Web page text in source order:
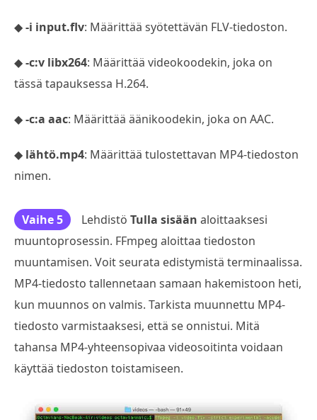
◆-i input.flv: Määrittää syötettävän FLV-tiedoston.
◆-c:v libx264: Määrittää videokoodekin, joka on
tässä tapauksessa H.264.
◆-c:a aac: Määrittää äänikoodekin, joka on AAC.
◆ lähtö.mp4: Määrittää tulostettavan MP4-tiedoston
nimen.
Vaihe 5 Lehdistö Tulla sisään aloittaaksesi
muuntoprosessin. FFmpeg aloittaa tiedoston
muuntamisen. Voit seurata edistymistä terminaalissa.
MP4-tiedosto tallennetaan samaan hakemistoon heti,
kun muunnos on valmis. Tarkista muunnettu MP4-
tiedosto varmistaaksesi, että se onnistui. Mitä
tahansa MP4-yhteensopivaa videosoitinta voidaan
käyttää tiedoston toistamiseen.